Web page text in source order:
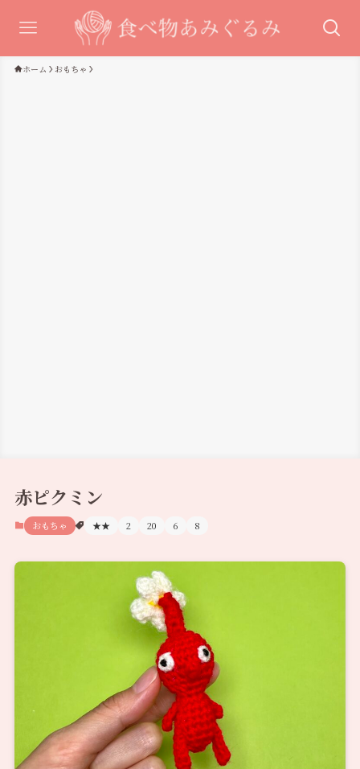
ホーム おもちゃ
赤ピクミン
おもちゃ ★★ 2 20 6 8